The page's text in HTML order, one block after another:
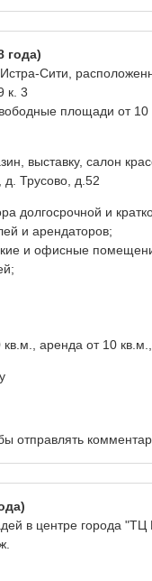
года)
Сити,
к. 3
площади от
выставку, салон
д. Трусово, д.52
долгосрочной и
и арендаторов;
и офисные
аренда от 10
отправлять
в центре города "ТЦ